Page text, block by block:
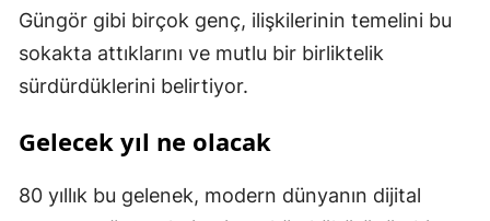
Güngör gibi birçok genç, ilişkilerinin temelini bu
sokakta attıklarını ve mutlu bir birliktelik
sürdürdüklerini belirtiyor.
Gelecek yıl ne olacak
80 yıllık bu gelenek, modern dünyanın dijital